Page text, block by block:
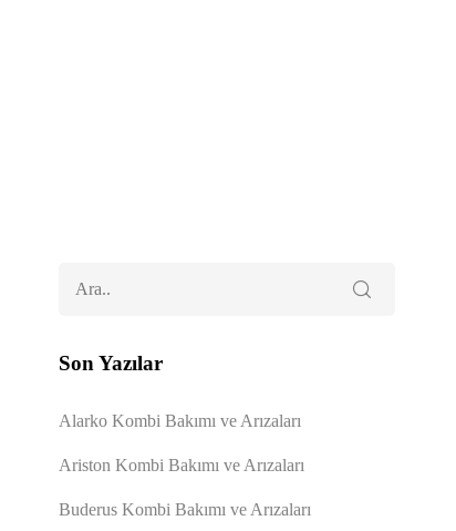
Son Yazılar
Alarko Kombi Bakımı ve Arızaları
Ariston Kombi Bakımı ve Arızaları
Buderus Kombi Bakımı ve Arızaları